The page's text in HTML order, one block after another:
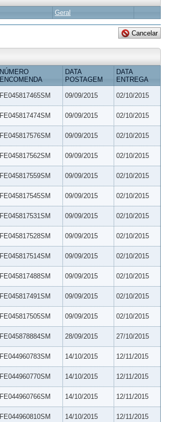
Geral
NÚMERO
ENCOMENDA
DATA
POSTAGEM
DATA
ENTREGA
FE045817465SM 09/09/2015 02/10/2015
FE045817474SM 09/09/2015 02/10/2015
FE045817576SM 09/09/2015 02/10/2015
FE045817562SM 09/09/2015 02/10/2015
FE045817559SM 09/09/2015 02/10/2015
FE045817545SM 09/09/2015 02/10/2015
FE045817531SM 09/09/2015 02/10/2015
FE045817528SM 09/09/2015 02/10/2015
FE045817514SM 09/09/2015 02/10/2015
FE045817488SM 09/09/2015 02/10/2015
FE045817491SM 09/09/2015 02/10/2015
FE045817505SM 09/09/2015 02/10/2015
FE045878884SM 28/09/2015 27/10/2015
FE044960783SM 14/10/2015 12/11/2015
FE044960770SM 14/10/2015 12/11/2015
FE044960766SM 14/10/2015 12/11/2015
FE044960810SM 14/10/2015 12/11/2015